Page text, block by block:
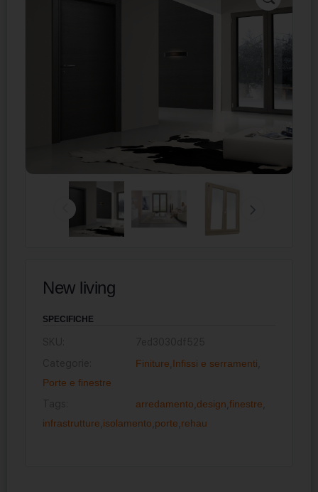
New living
SPECIFICHE
Finiture Infissi e serramenti
Porte e finestre
arredamento design ,finestre
infrastrutture isolamento porte rehau